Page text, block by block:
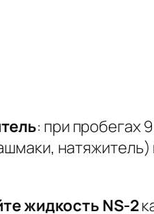
: при пробегах
жидкость NS-2